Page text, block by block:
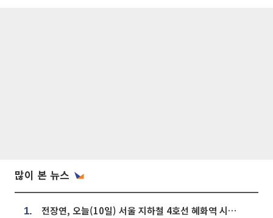
많이 본 뉴스
1. 전장연, 오늘(10일) 서울 지하철 4호선 혜화역 시위…1호선 용산역 무정차